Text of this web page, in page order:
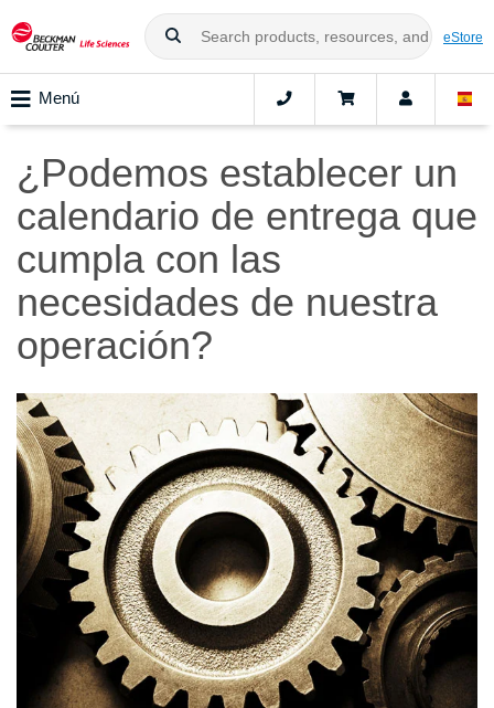
eStore
Menú
¿Podemos establecer un
calendario de entrega que
cumpla con las
necesidades de nuestra
operación?